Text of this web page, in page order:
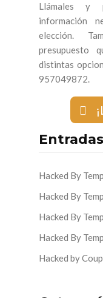
Llámales y
información
elección.
presupuesto
distintas
957049872.
Hacked By
Hacked By
Hacked By
Hacked By
Hacked by